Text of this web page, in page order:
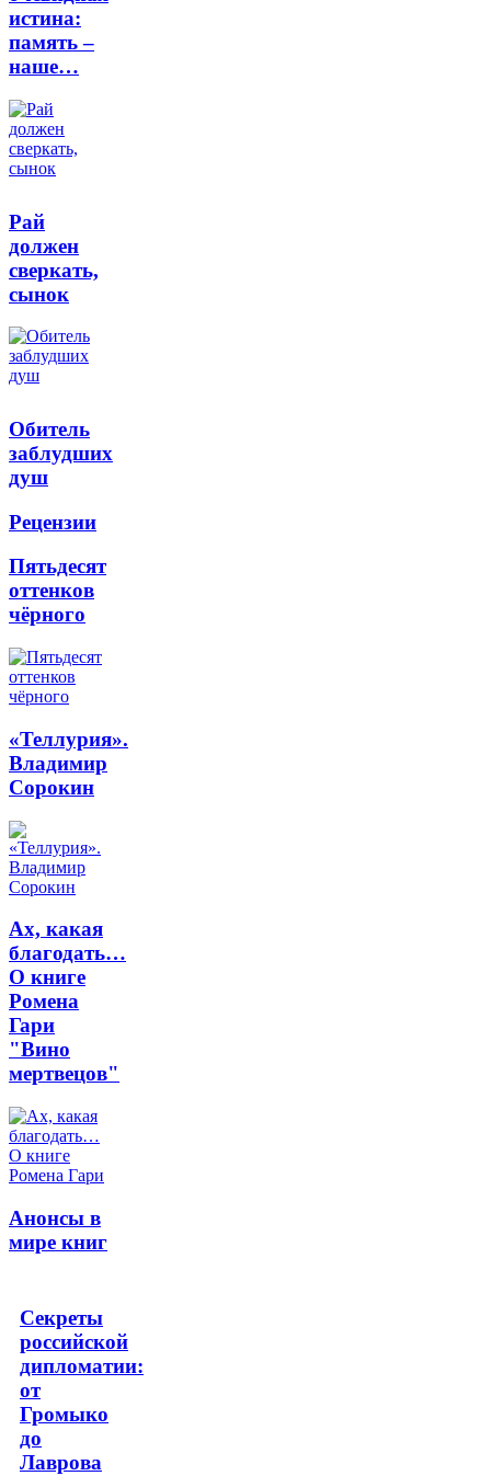
истина:
память –
наше…
Рай
должен
сверкать,
сынок
Обитель
заблудших
душ
Рецензии
Пятьдесят
оттенков
чёрного
«Теллурия».
Владимир
Сорокин
Ах, какая
благодать…
О книге
Ромена
Гари
"Вино
мертвецов"
Анонсы в
мире книг
Секреты
российской
дипломатии:
от
Громыко
до
Лаврова